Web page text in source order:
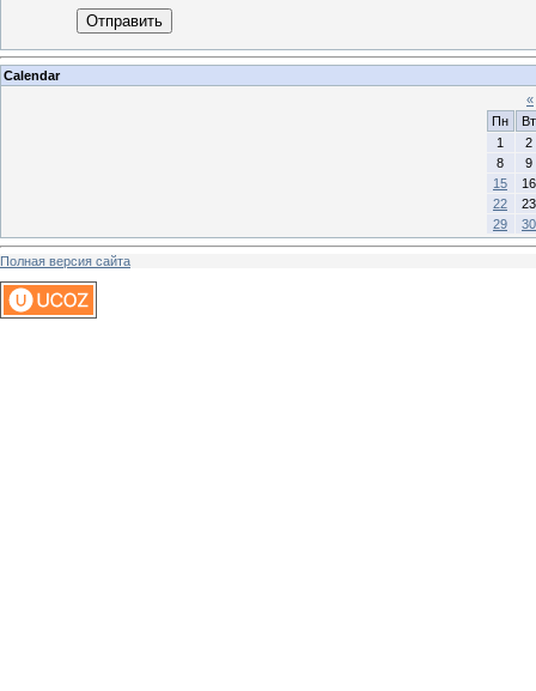
Отправить
Calendar
«
Пн
Вт
1
2
8
9
15
16
22
23
29
30
Полная версия сайта